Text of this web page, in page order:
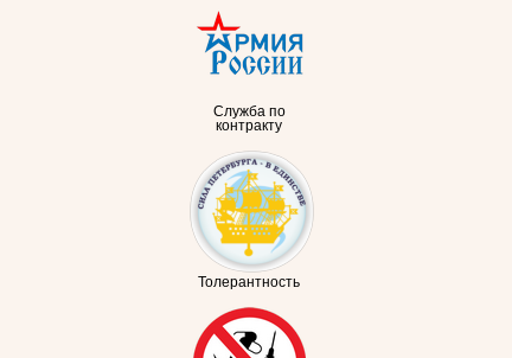
Служба по
контракту
Толерантность